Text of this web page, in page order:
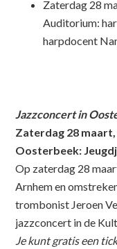
Zaterdag 28
Auditorium:
harpdocent
Jazzconcert in
Zaterdag 28
Oosterbeek:
Op zaterdag 28
Arnhem en
trombonist Jeroen
jazzconcert in de
Je kunt gratis een